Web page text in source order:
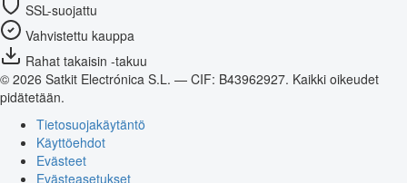
SSL-suojattu
Vahvistettu kauppa
Rahat takaisin -takuu
© 2026 Satkit Electrónica S.L. — CIF: B43962927. Kaikki oikeudet
pidätetään.
Tietosuojakäytäntö
Käyttöehdot
Evästeet
Evästeasetukset